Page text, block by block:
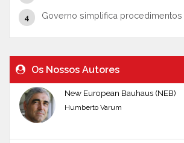
Governo simplifica procedimentos
Os Nossos Autores
New European Bauhaus (NEB)
Humberto Varum